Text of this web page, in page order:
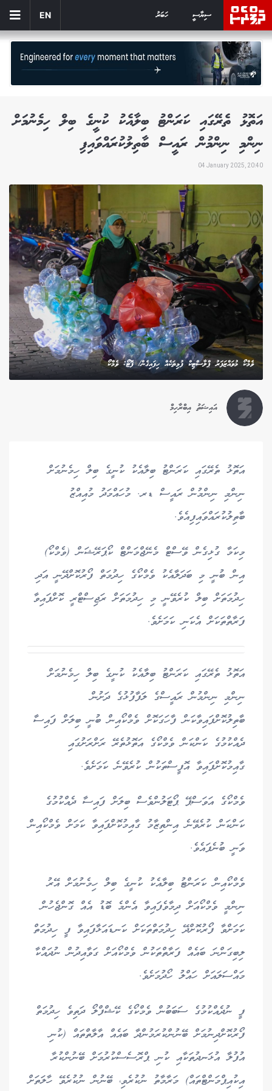
ސިޔާސީ ހަބަރު EN
އަތޮޅު ތެރޭގައި ކަރަންޓު ބިލާއެކު ކުނީގެ ބިލް ހިމެނުމަށް
ނިންމި ނިންމުން ރައީސް ބާތިލުކުރައްވައިފި
04 January 2025, 20:40
ވެމްކޯ މުވައްޒަފަރު ޕްލާސްޓިކް ފުޅިތަކެއް ހިފައިގެން/ ފޮޓޯ: ވެމްކޯ
އައިޝަތު އިބްރާހިމް
އަތޮޅު ތެރޭގައި ކަރަންޓު ބިލާއެކު ކުނީގެ ބިލް ހިމެނުމަށް
ނިންމި ނިންމުން ރައީސް ޑރ. މުހައްމަދު މުއިއްޒު
ބާތިލުކުރައްވައިފިއެވެ.
މިކަމާ ގުޅިގެން ވޭސްޓް މެނޭޖްމަންޓް ކޯޕަރޭޝަން (ވެމްކޯ)
އިން ބުނީ މި ބަދަލާއެކު ވެމްކޯގެ ހިދުމަތް ފޯރުކޮށްދޭނީ އަދި
ހިދުމަތަށް ބިލް ކުރެވޭނީ މި ހިދުމަތަށް ރަޖިސްޓްރީ ކޮށްފައިވާ
ފަރާތްތަކަށް އެކަނި ކަމަށެވެ.
އަތޮޅު ތެރޭގައި ކަރަންޓު ބިލާއެކު ކުނީގެ ބިލް ހިމެނުމަށް
ނިންމި ނިންމުން ރައީސްގެ ލަފާފުޅުގެ ދަށުން
ބާތިލުކޮށްފައިވާކަން ފާހަގަކޮށް ވެމްކޯއިން ބުނީ ބިލަށް ފައިސާ
ދެއްކުމުގެ ކަންކަން ވެމްކޯގެ އަތޮޅުތެރޭ ރަށްރަށުގައި
ގާއިމުކޮށްފައިވާ އޮފީސްތަކުން ކުރެވޭނެ ކަމަށެވެ.
ވެމްކޯގެ އަވަސްޕޭ ޕޯޓަލުންވެސް ބިލަށް ފައިސާ ދެއްކުމުގެ
ކަންކަން ކުރެވޭނެ އިންތިޒާމު ގާއިމުކޮށްފައިވާ ކަމަށް ވެމްކޯއިން
ވަނީ ބުނެފައެވެ.
ވެމްކޯއިން ކަރަންޓު ބިލާއެކު ކުނީގެ ބިލް ހިމެނުމަށް އޭރު
ނިންމީ ވެމްކޯއަށް ދިމާވެފައިވާ އެންމެ ބޮޑު އެއް ގޮންޖެހުން
ކަމަށްވާ ފޯރުކޮށްދޭ ހިދުމަތްތަކަށް ކަނޑައަޅާފައިވާ ފީ ހިދުމަތް
ލިބިގަންނަ ބައެއް ފަރާތްތަކުން ވެމްކޯއަށް ގަވާއިދުން ނުދައްކާ
މައްސަލައަށް ހައްލު ހޯދުމަށެވެ.
ފީ ނުދެއްކުމުގެ ސަބަބުން ވެމްކޯގެ ކޭޝްފްލޯ ދަތިވެ ހިދުމަތް
ފޯރުކޮށްދިނުމަށް ބޭނުންކުރަމުންދާ ބައެއް އާލާތްތައް (ކުނި
އުފުލާ އުޅަނދުތަކާއި ކުނި ޕްރޮސެސްކުރުމަށް ބޭނުންކުރާ
އިކުއިޕްމަންޓްތައް) މަރާމާތު ނުކުރެވި، ބޭނުން ނުކުރެވޭ ހާލަތަށް